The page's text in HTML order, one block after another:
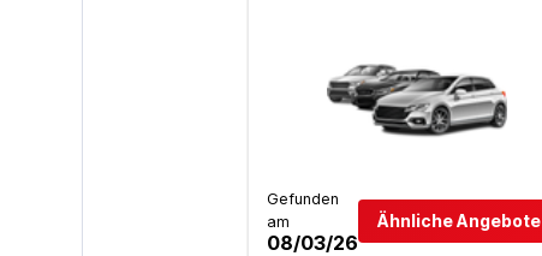
Gefunden
am
08/03/26
Ähnliche